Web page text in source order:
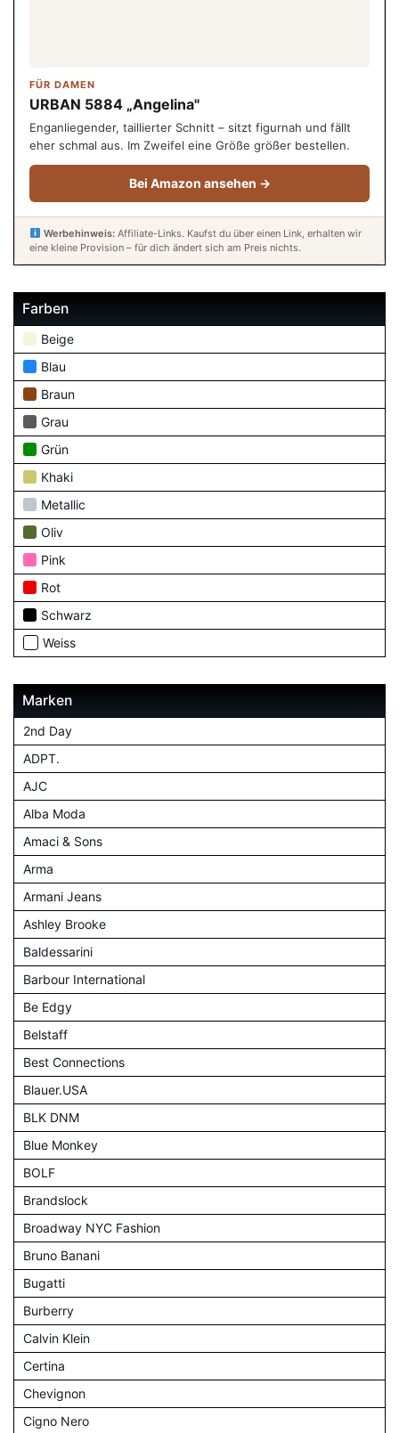
FÜR DAMEN
URBAN 5884 „Angelina"
Enganliegender, taillierter Schnitt – sitzt figurnah und fällt
eher schmal aus. Im Zweifel eine Größe größer bestellen.
Bei Amazon ansehen →
Werbehinweis:Affiliate-Links. Kaufst du über einen Link, erhalten wir
eine kleine Provision – für dich ändert sich am Preis nichts.
Farben
Beige
Blau
Braun
Grau
Grün
Khaki
Metallic
Oliv
Pink
Rot
Schwarz
Weiss
Marken
2nd Day
ADPT.
AJC
Alba Moda
Amaci & Sons
Arma
Armani Jeans
Ashley Brooke
Baldessarini
Barbour International
Be Edgy
Belstaff
Best Connections
Blauer.USA
BLK DNM
Blue Monkey
BOLF
Brandslock
Broadway NYC Fashion
Bruno Banani
Bugatti
Burberry
Calvin Klein
Certina
Chevignon
Cigno Nero